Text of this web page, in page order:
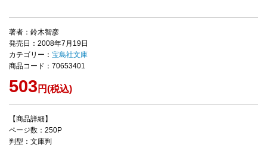
著者：鈴木智彦
発売日：2008年7月19日
カテゴリー： 宝島社文庫
商品コード：70653401
503 円(税込)
【商品詳細】
ページ数：250P
判型：文庫判